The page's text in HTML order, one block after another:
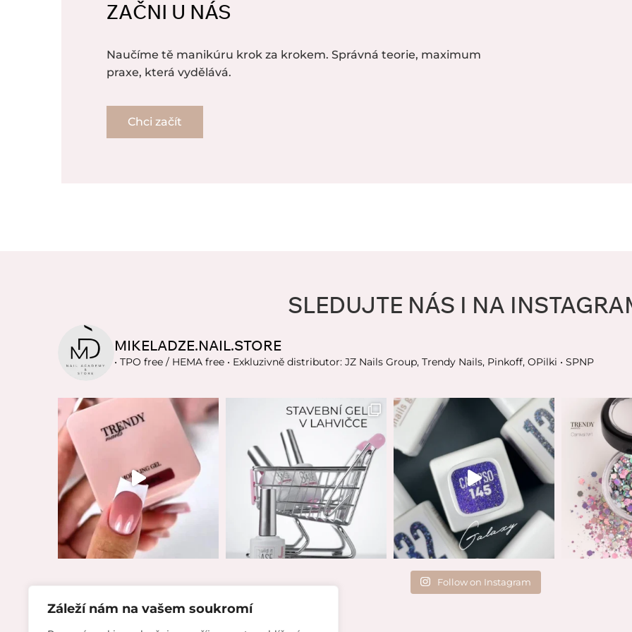
Záleží nám na vašem soukromí
ZAČNI U NÁS
Naučíme tě manikúru krok za krokem. Správná teorie, maximum
praxe, která vydělává.
Chci začít
SLEDUJTE NÁS I NA
MIKELADZE.NAIL.STORE
• TPO free / HEMA free • Exkluzivně distributor: JZ Nails Group, Trendy Nails, Pinkoff, OPilki • SPNP
Follow on Instagram